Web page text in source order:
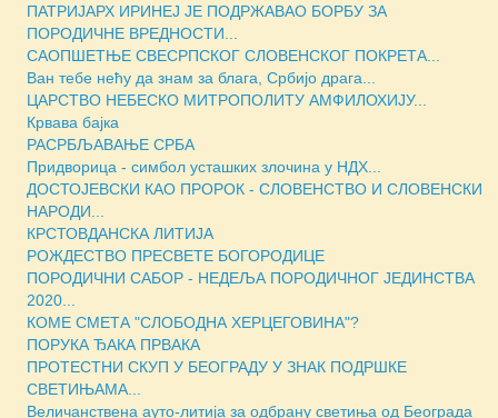
ПАТРИЈАРХ ИРИНЕЈ ЈЕ ПОДРЖАВАО БОРБУ ЗА
ПОРОДИЧНЕ ВРЕДНОСТИ...
САОПШЕТЊЕ СВЕСРПСКОГ СЛОВЕНСКОГ ПОКРЕТА...
Ван тебе нећу да знам за блага, Србијо драга...
ЦАРСТВО НЕБЕСКО МИТРОПОЛИТУ АМФИЛОХИЈУ...
Крвава бајка
РАСРБЉАВАЊЕ СРБА
Придворица - симбол усташких злочина у НДХ...
ДОСТОЈЕВСКИ КАО ПРОРОК - СЛОВЕНСТВО И СЛОВЕНСКИ
НАРОДИ...
КРСТОВДАНСКА ЛИТИЈА
РОЖДЕСТВО ПРЕСВЕТЕ БОГОРОДИЦЕ
ПОРОДИЧНИ САБОР - НЕДЕЉА ПОРОДИЧНОГ ЈЕДИНСТВА
2020...
КОМЕ СМЕТА "СЛОБОДНА ХЕРЦЕГОВИНА"?
ПОРУКА ЂАКА ПРВАКА
ПРОТЕСТНИ СКУП У БЕОГРАДУ У ЗНАК ПОДРШКЕ
СВЕТИЊАМА...
Величанствена ауто-литија за одбрану светиња од Београда